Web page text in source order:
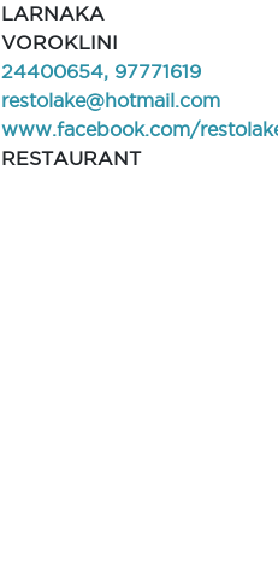
LARNAKA
VOROKLINI
24400654, 97771619
restolake@hotmail.com
www.facebook.com/
RESTAURANT